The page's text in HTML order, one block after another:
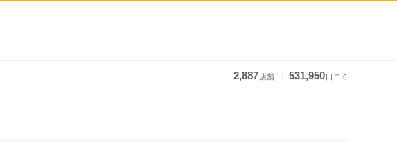
2,887店舗 531,950口コミ